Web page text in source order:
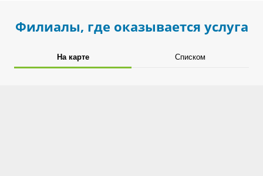
Филиалы, где оказывается услуга
На карте Списком